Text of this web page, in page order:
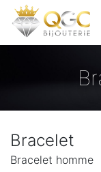
Bracelet
Bracelet homme
Panneau de gestion